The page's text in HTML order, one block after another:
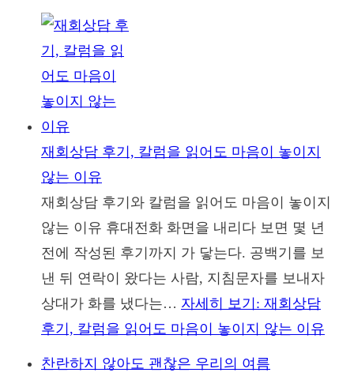
재회상담 후기, 칼럼을 읽어도 마음이 놓이지
않는 이유
재회상담 후기와 칼럼을 읽어도 마음이 놓이지
않는 이유 휴대전화 화면을 내리다 보면 몇 년
전에 작성된 후기까지 가 닿는다. 공백기를 보
낸 뒤 연락이 왔다는 사람, 지침문자를 보내자
상대가 화를 냈다는… 자세히 보기 : 재회상담
후기, 칼럼을 읽어도 마음이 놓이지 않는 이유
찬란하지 않아도 괜찮은 우리의 여름